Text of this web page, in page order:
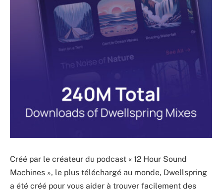
Créé par le créateur du podcast « 12 Hour Sound
Machines », le plus téléchargé au monde, Dwellspring
a été créé pour vous aider à trouver facilement des